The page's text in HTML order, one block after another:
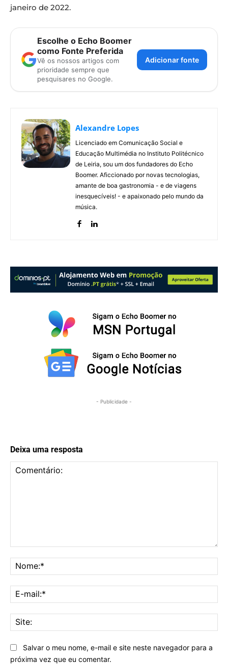
janeiro de 2022.
Escolhe o Echo Boomer
como Fonte Preferida
Vê os nossos artigos com
prioridade sempre que
pesquisares no Google.
Adicionar fonte
Alexandre Lopes
Licenciado em Comunicação Social e
Educação Multimédia no Instituto Politécnico
de Leiria, sou um dos fundadores do Echo
Boomer. Aficcionado por novas tecnologias,
amante de boa gastronomia - e de viagens
inesquecíveis! - e apaixonado pelo mundo da
música.
- Publicidade -
Deixa uma resposta
Salvar o meu nome, e-mail e site neste navegador para a
próxima vez que eu comentar.